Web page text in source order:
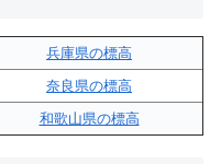
兵庫県の標高
奈良県の標高
和歌山県の標高